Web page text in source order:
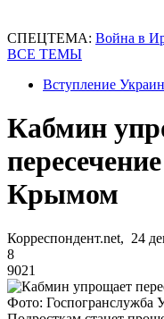
СПЕЦТЕМА: Война в
ВСЕ ТЕМЫ
Вступление
Кабмин
Крымом
Корреспондент.net, 24
8
9021
Фото: Госпогранслужба